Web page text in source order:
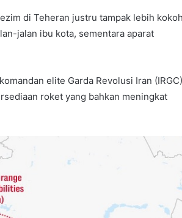
di Teheran justru tampak lebih kokoh
jalan ibu kota, sementara aparat
elite Garda Revolusi Iran (IRGC)
roket yang bahkan meningkat